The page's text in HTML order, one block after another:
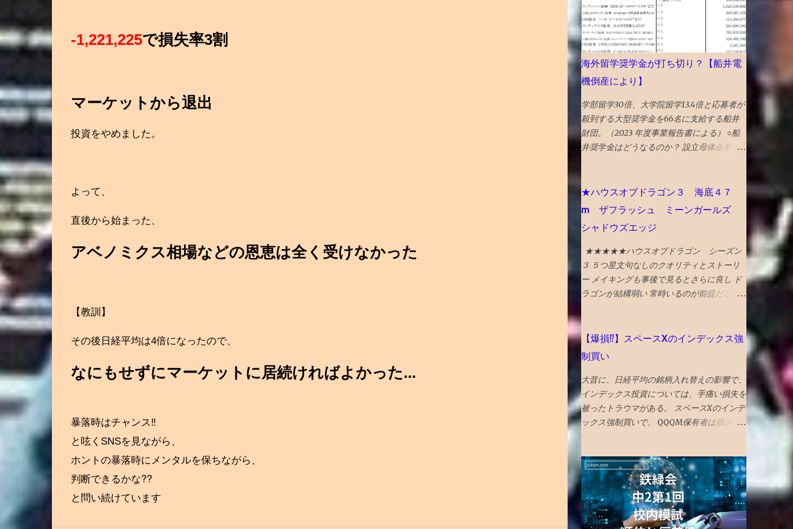
-1,221,225で損失率3割
マーケットから退出
投資をやめました。
よって、
直後から始まった、
アベノミクス相場などの恩恵は全く受けなかった
【教訓】
その後日経平均は4倍になったので、
なにもせずにマーケットに居続ければよかった...
暴落時はチャンス‼
と呟くSNSを見ながら、
ホントの暴落時にメンタルを保ちながら、
判断できるかな⁇
と問い続けています
いた
海外留学奨学金が打ち切り？【船井電
機倒産により】
学部留学30倍、大学院留学13.4倍と応募者が
殺到する大型奨学金を66名に支給する船井
財団。（2023 年度事業報告書による） ○船
井奨学金はどうなるのか？ 設立母体企業的
留学奨学金が打ち切りになることへの心配の
声があります。 ので、懸念点が該当するか
調べてみました。 主な懸念点としては、 ①
設立母体企業等から毎年、奨学金事業費を受
け取っていて、倒産により今後の 寄付金が
ゼロになると奨学金支給原資が無くなる の
ではないか？ ②財団の基金で 船井電機の
株・社債を買っていないか ？ 船井財団のHP
を調べてみると、 上記①に関しては、 財団
収入が3億円、支出が4億円。年間1億円の赤
字ですが、 今後の寄付金が無くなっても、
当面は十分に運営できる基金を財団自らが保
有 しています。 毎年の寄付金受け入れによ
り運営されている柳井財団とは異なり、設立
母体に頼らない財政基盤が構築されていま
す。 また、基金の目的外使用も法律により
禁止されていますので、母体企業の倒産によ
不可能です。 上記②に関しては、保有金額
大きい順で 米国高配当株ETF、S＆
P500ETF、米5年国債・・・となっており、
自社株買いみたいな 個別株に手を出してい
る気配はありません 。 （出典： 船井財団の
★ハウスオブドラゴン３ 海底４７
m ザフラッシュ ミーンガールズ
シャドウズエッジ
★★★★★ハウスオブドラゴン シーズン
３ ５つ星文句なしのクオリティとストーリ
ー メイキングも事後で見るとさらに良し ド
ラゴンが結構弱い 常時いるのが前提だと、
戦術は不意打ちが大事 ★★★★海底４７m
サメに襲われるものだが、 意外と新鮮な行
き着く展開があってよい ★★★★海底４７
m マヤの死の迷宮 続編 なんかみたこと
ある気もしたが、 最後までエンタメ要素満
載で楽しめる ★★★★ザ・フラッシュ タイ
ムトラベル系アクションの話。 直せるとこ
ろと直せない運命が哀しい ★ボーイキルズ
みてしまったが、失敗した。 ★★★★ミー
ンガールズ 条件が整えば、誰もが、意地悪
になる可能性はある あからさまな敵を作り
すぎるのもよくない ★★★★シャドウズエ
ッジ 筋書きも結構展開があっって、 単なる
【爆損⁉︎】スペースXのインデックス強
制買い
大昔に、日経平均の銘柄入れ替えの影響で、
インデックス投資については、手痛い損失を
被ったトラウマがある。 スペースXのインデ
ックス強制買いで、 QQQM保有者は損させ
の効果を打ち消そうと思い、 待機資金で購
入。ついでに、もっと買いたくなり、売却銘
柄を思慮 NISAのベイルを損切り・手放すこ
とにした とりあえず、税金も手数料も払わ
ずにすむのが、心理的に銘柄入れ替えにやさ